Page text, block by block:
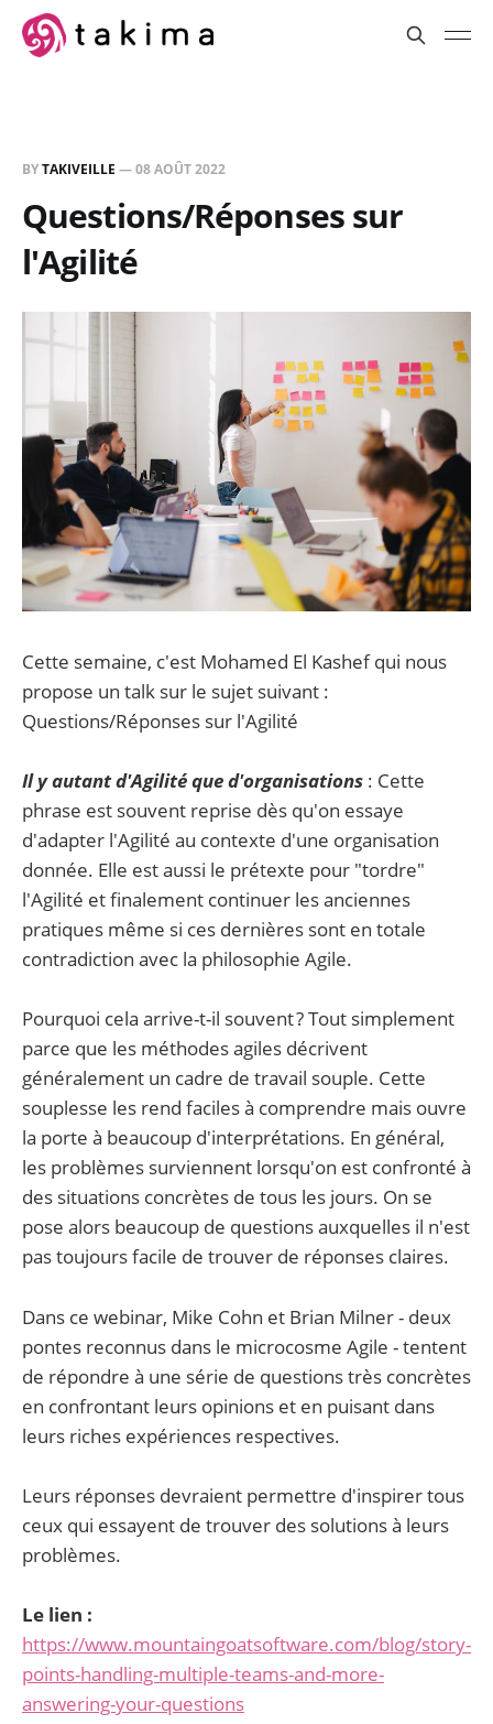
BYTAKIVEILLE —08 AOÛT 2022
Questions/Réponses sur
l'Agilité
Cette semaine, c'est Mohamed El Kashef qui nous
propose un talk sur le sujet suivant :
Questions/Réponses sur l'Agilité
Il y autant d'Agilité que d'organisations : Cette
phrase est souvent reprise dès qu'on essaye
d'adapter l'Agilité au contexte d'une organisation
donnée. Elle est aussi le prétexte pour "tordre"
l'Agilité et finalement continuer les anciennes
pratiques même si ces dernières sont en totale
contradiction avec la philosophie Agile.
Pourquoi cela arrive-t-il souvent ? Tout simplement
parce que les méthodes agiles décrivent
généralement un cadre de travail souple. Cette
souplesse les rend faciles à comprendre mais ouvre
la porte à beaucoup d'interprétations. En général,
les problèmes surviennent lorsqu'on est confronté à
des situations concrètes de tous les jours. On se
pose alors beaucoup de questions auxquelles il n'est
pas toujours facile de trouver de réponses claires.
Dans ce webinar, Mike Cohn et Brian Milner - deux
pontes reconnus dans le microcosme Agile - tentent
de répondre à une série de questions très concrètes
en confrontant leurs opinions et en puisant dans
leurs riches expériences respectives.
Leurs réponses devraient permettre d'inspirer tous
ceux qui essayent de trouver des solutions à leurs
problèmes.
Le lien :
https://www.mountaingoatsoftware.com/blog/story-
points-handling-multiple-teams-and-more-
answering-your-questions